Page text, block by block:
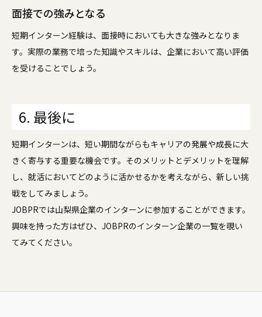
面接での強みとなる
短期インターン経験は、面接時においても大きな強みとなりま
す。実際の業務で培った知識やスキルは、企業において高い評価
を受けることでしょう。
6. 最後に
短期インターンは、短い期間ながらもキャリアの発展や成長に大
きく寄与する重要な機会です。そのメリットとデメリットを理解
し、就活においてどのように活かせるかを考えながら、新しい挑
戦をしてみましょう。
JOBPRでは山梨県企業のインターンに参加することができます。
興味を持った方はぜひ、JOBPRのインターン企業の一覧を覗い
てみてください。